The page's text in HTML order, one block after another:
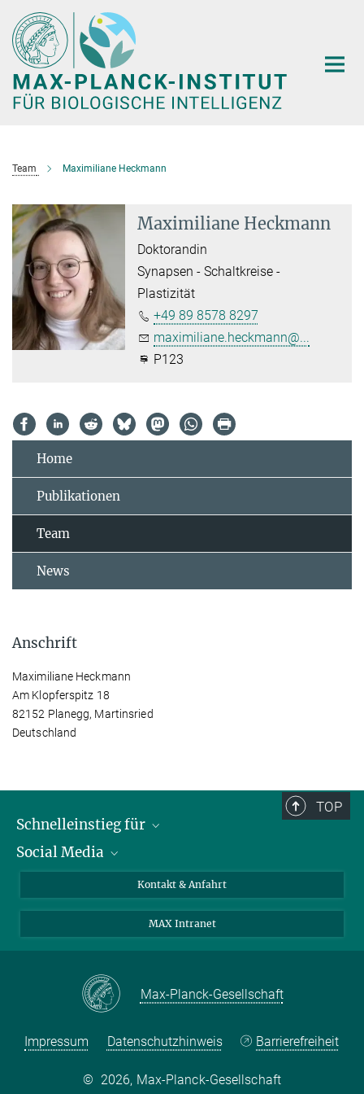
Hauptinhalt
Team Maximiliane Heckmann
Maximiliane Heckmann
Doktorandin
Synapsen - Schaltkreise -
Plastizität
+49 89 8578 8297
maximiliane.heckmann@...
P123
Home
Publikationen
Team
News
Anschrift
Maximiliane Heckmann
Am Klopferspitz 18
82152 Planegg, Martinsried
Deutschland
TOP
Schnelleinstieg für
Journalist*innen
Schüler*innen und Lehrkräfte
Social Media
LinkedIn
Facebook
Kontakt & Anfahrt
MAX Intranet
Max-Planck-Gesellschaft
Impressum Datenschutzhinweis Barrierefreiheit
© 2026, Max-Planck-Gesellschaft